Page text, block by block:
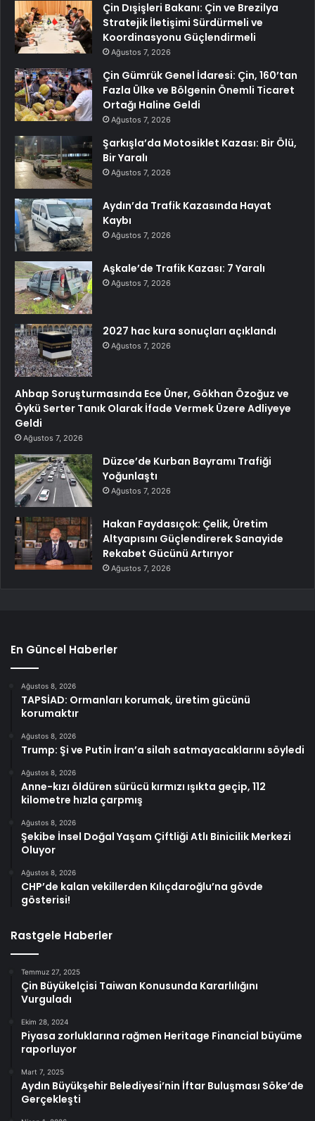
Çin Dışişleri Bakanı: Çin ve Brezilya
Stratejik İletişimi Sürdürmeli ve
Koordinasyonu Güçlendirmeli
Ağustos 7, 2026
Çin Gümrük Genel İdaresi: Çin, 160’tan
Fazla Ülke ve Bölgenin Önemli Ticaret
Ortağı Haline Geldi
Ağustos 7, 2026
Şarkışla’da Motosiklet Kazası: Bir Ölü,
Bir Yaralı
Ağustos 7, 2026
Aydın’da Trafik Kazasında Hayat
Kaybı
Ağustos 7, 2026
Aşkale’de Trafik Kazası: 7 Yaralı
Ağustos 7, 2026
2027 hac kura sonuçları açıklandı
Ağustos 7, 2026
Ahbap Soruşturmasında Ece Üner, Gökhan Özoğuz ve
Öykü Serter Tanık Olarak İfade Vermek Üzere Adliyeye
Geldi
Ağustos 7, 2026
Düzce’de Kurban Bayramı Trafiği
Yoğunlaştı
Ağustos 7, 2026
Hakan Faydasıçok: Çelik, Üretim
Altyapısını Güçlendirerek Sanayide
Rekabet Gücünü Artırıyor
Ağustos 7, 2026
En Güncel Haberler
Ağustos 8, 2026
TAPSİAD: Ormanları korumak, üretim gücünü
korumaktır
Ağustos 8, 2026
Trump: Şi ve Putin İran’a silah satmayacaklarını söyledi
Ağustos 8, 2026
Anne-kızı öldüren sürücü kırmızı ışıkta geçip, 112
kilometre hızla çarpmış
Ağustos 8, 2026
Şekibe İnsel Doğal Yaşam Çiftliği Atlı Binicilik Merkezi
Oluyor
Ağustos 8, 2026
CHP’de kalan vekillerden Kılıçdaroğlu’na gövde
gösterisi!
Rastgele Haberler
Temmuz 27, 2025
Çin Büyükelçisi Taiwan Konusunda Kararlılığını
Vurguladı
Ekim 28, 2024
Piyasa zorluklarına rağmen Heritage Financial büyüme
raporluyor
Mart 7, 2025
Aydın Büyükşehir Belediyesi’nin İftar Buluşması Söke’de
Gerçekleşti